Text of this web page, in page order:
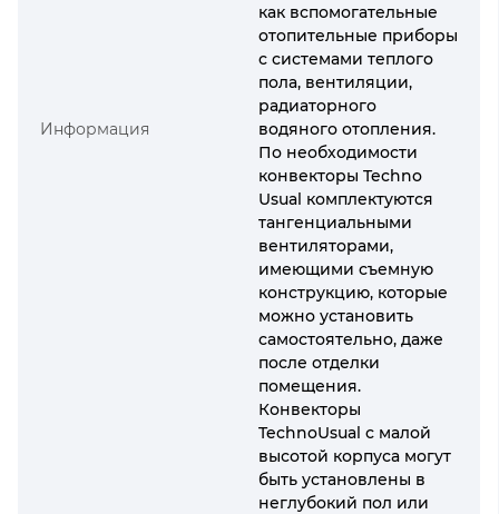
Информация
как вспомогательные
отопительные приборы
с системами теплого
пола, вентиляции,
радиаторного
водяного отопления.
По необходимости
конвекторы Techno
Usual комплектуются
тангенциальными
вентиляторами,
имеющими съемную
конструкцию, которые
можно установить
самостоятельно, даже
после отделки
помещения.
Конвекторы
TechnoUsual с малой
высотой корпуса могут
быть установлены в
неглубокий пол или